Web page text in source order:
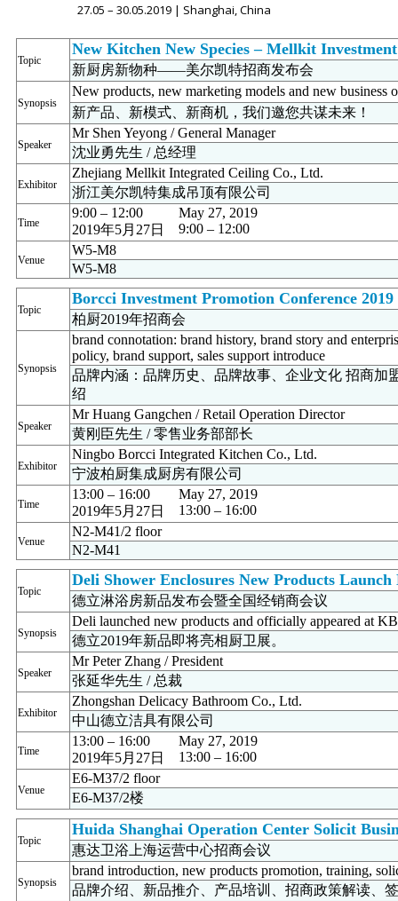
27.05 – 30.05.2019 | Shanghai, China
Topic
New Kitchen New Species – Mellkit
新厨房新物种——美尔凯特招商发布会
Synopsis
New products, new marketing models and new
新产品、新模式、新商机，我们邀您共谋未来！
Speaker
Mr Shen Yeyong / General Manager
沈业勇先生 / 总经理
Exhibitor
Zhejiang Mellkit Integrated Ceiling Co., Ltd.
浙江美尔凯特集成吊顶有限公司
Time
9:00 – 12:00
May 27, 2019
2019年5月27日
9:00 – 12:00
Venue
W5-M8
W5-M8
Topic
Borcci Investment Promotion Conference 2019
柏厨2019年招商会
Synopsis
brand connotation: brand history, brand story and
policy, brand support, sales support introduce
品牌内涵：品牌历史、品牌故事、企业文化 招商
绍
Speaker
Mr Huang Gangchen / Retail Operation Director
黄刚臣先生 / 零售业务部部长
Exhibitor
Ningbo Borcci Integrated Kitchen Co., Ltd.
宁波柏厨集成厨房有限公司
Time
13:00 – 16:00
May 27, 2019
2019年5月27日
13:00 – 16:00
Venue
N2-M41/2 floor
N2-M41
Topic
Deli Shower Enclosures New Products
德立淋浴房新品发布会暨全国经销商会议
Synopsis
Deli launched new products and officially appeared at
德立2019年新品即将亮相厨卫展。
Speaker
Mr Peter Zhang / President
张延华先生 / 总裁
Exhibitor
Zhongshan Delicacy Bathroom Co., Ltd.
中山德立洁具有限公司
Time
13:00 – 16:00
May 27, 2019
2019年5月27日
13:00 – 16:00
Venue
E6-M37/2 floor
E6-M37/2楼
Topic
Huida Shanghai Operation Center Solicit
惠达卫浴上海运营中心招商会议
Synopsis
brand introduction, new products promotion, training,
品牌介绍、新品推介、产品培训、招商政策解读、